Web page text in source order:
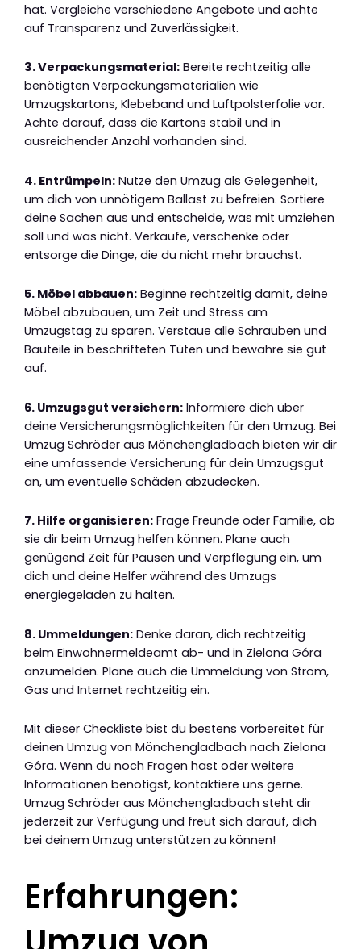
hat. Vergleiche verschiedene Angebote und achte
auf Transparenz und Zuverlässigkeit.
3. Verpackungsmaterial: Bereite rechtzeitig alle
benötigten Verpackungsmaterialien wie
Umzugskartons, Klebeband und Luftpolsterfolie vor.
Achte darauf, dass die Kartons stabil und in
ausreichender Anzahl vorhanden sind.
4. Entrümpeln: Nutze den Umzug als Gelegenheit,
um dich von unnötigem Ballast zu befreien. Sortiere
deine Sachen aus und entscheide, was mit umziehen
soll und was nicht. Verkaufe, verschenke oder
entsorge die Dinge, die du nicht mehr brauchst.
5. Möbel abbauen: Beginne rechtzeitig damit, deine
Möbel abzubauen, um Zeit und Stress am
Umzugstag zu sparen. Verstaue alle Schrauben und
Bauteile in beschrifteten Tüten und bewahre sie gut
auf.
6. Umzugsgut versichern: Informiere dich über
deine Versicherungsmöglichkeiten für den Umzug. Bei
Umzug Schröder aus Mönchengladbach bieten wir dir
eine umfassende Versicherung für dein Umzugsgut
an, um eventuelle Schäden abzudecken.
7. Hilfe organisieren: Frage Freunde oder Familie, ob
sie dir beim Umzug helfen können. Plane auch
genügend Zeit für Pausen und Verpflegung ein, um
dich und deine Helfer während des Umzugs
energiegeladen zu halten.
8. Ummeldungen: Denke daran, dich rechtzeitig
beim Einwohnermeldeamt ab- und in Zielona Góra
anzumelden. Plane auch die Ummeldung von Strom,
Gas und Internet rechtzeitig ein.
Mit dieser Checkliste bist du bestens vorbereitet für
deinen Umzug von Mönchengladbach nach Zielona
Góra. Wenn du noch Fragen hast oder weitere
Informationen benötigst, kontaktiere uns gerne.
Umzug Schröder aus Mönchengladbach steht dir
jederzeit zur Verfügung und freut sich darauf, dich
bei deinem Umzug unterstützen zu können!
Erfahrungen: